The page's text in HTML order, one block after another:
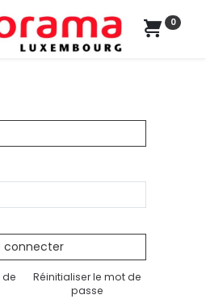
0
connecter
de
Réinitialiser le mot de
passe